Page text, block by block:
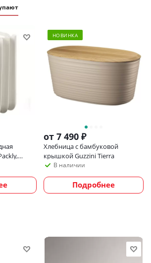
НОВИНКА
от 7 490 ₽
Хлебница с бамбуковой
крышкой Guzzini Tierra
В наличии
Подробнее